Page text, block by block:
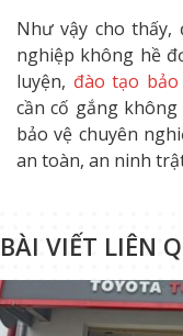
Như vậy cho thấy,
nghiệp không hề
luyện, đào tạo bảo
cần cố gắng
bảo vệ chuyên
an toàn, an ninh
BÀI VIẾT LIÊN